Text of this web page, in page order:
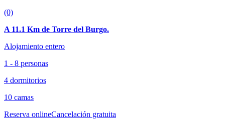
(0)
A 11.1 Km de Torre del Burgo.
Alojamiento entero
1 - 8 personas
4 dormitorios
10 camas
Reserva onlineCancelación gratuita